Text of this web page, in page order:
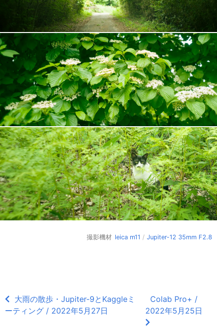
撮影機材 leica m11 / Jupiter-12 35mm F2.8
大雨の散歩・Jupiter-9とKaggleミ
ーティング / 2022年5月27日
Colab Pro+ /
2022年5月25日